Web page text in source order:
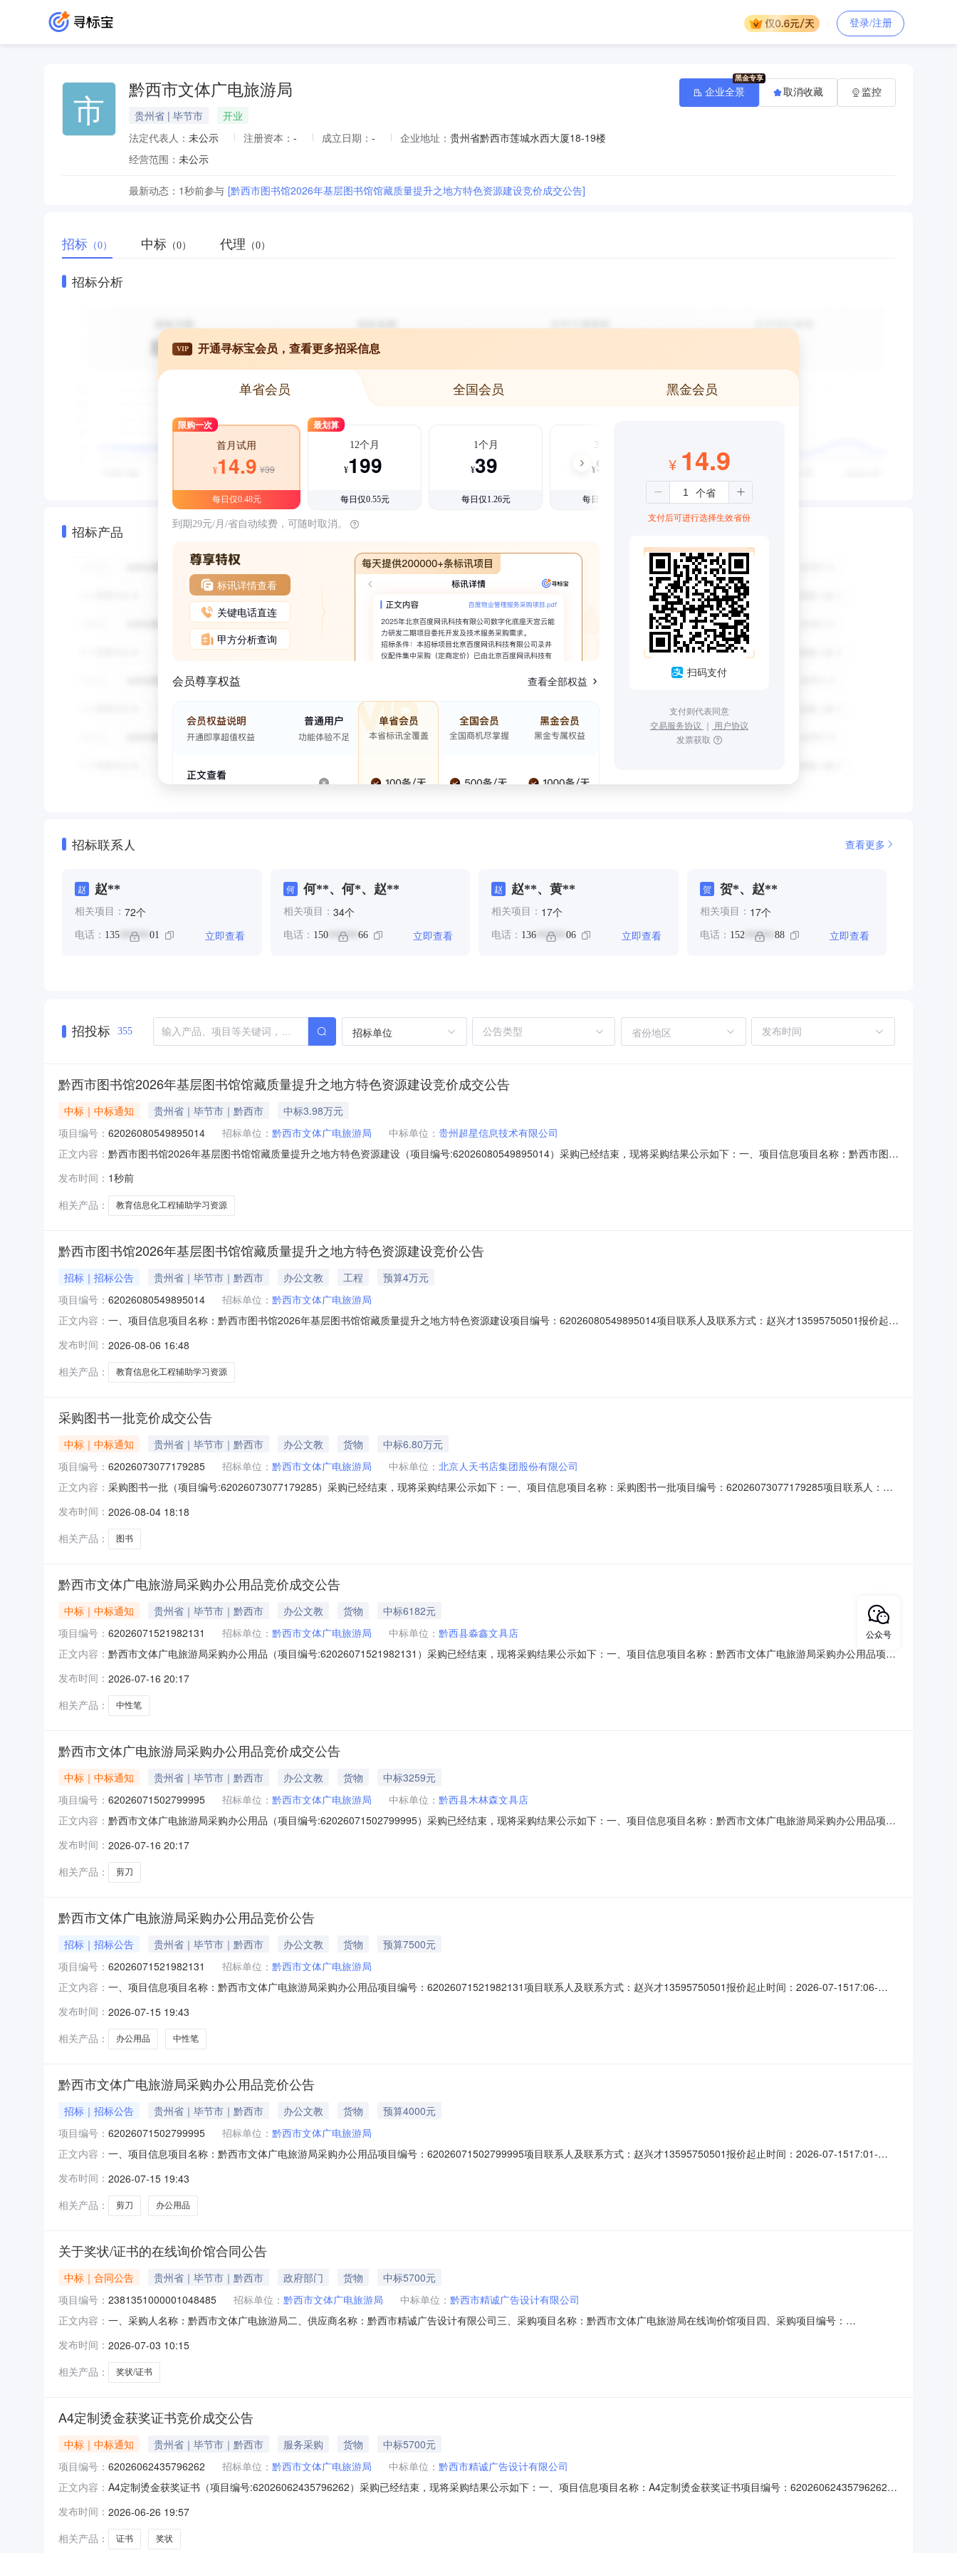
登录/注册
市 黔西市文体广电旅游局
贵州省 | 毕节市
开业
法定代表人： 未公示 注册资本： - 成立日期： - 企业地址： 贵州省黔西市莲城水西大厦18-19楼
经营范围： 未公示
最新动态： 1秒前参与 [黔西市图书馆2026年基层图书馆馆藏质量提升之地方特色资源建设竞价成交公告]
企业全景 取消收藏 监控
招标 （0） 中标 （0） 代理 （0）
招标分析
招标产品
VIP 开通寻标宝会员，查看更多招采信息
单省会员 全国会员 黑金会员
限购一次
首月试用
¥14.9 ¥39
每日仅0.48元
最划算
12个月
¥199
每日仅0.55元
1个月
¥39
每日仅1.26元
3个月
¥99
每日仅1.08元
到期29元/月/省自动续费，可随时取消。
标讯详情查看
关键电话直连
甲方分析查询
会员尊享权益 查看全部权益
¥ 14.9
支付后可进行选择生效省份
扫码支付
支付则代表同意
交易服务协议 ｜ 用户协议
发票获取
招标联系人 查看更多
赵 赵**
相关项目： 72个
电话： 135 ****** 01 立即查看
何 何**、何*、赵**
相关项目： 34个
电话： 150****** 66 立即查看
赵 赵**、黄**
相关项目： 17个
电话： 136 ****** 06 立即查看
贺 贺*、赵**
相关项目： 17个
电话： 152****** 88 立即查看
招投标 355 招标单位 省份地区
黔西市图书馆2026年基层图书馆馆藏质量提升之地方特色资源建设竞价成交公告
中标｜中标通知 贵州省｜毕节市｜黔西市
中标3.98万元
项目编号： 62026080549895014 招标单位： 黔西市文体广电旅游局 中标单位： 贵州超星信息技术有限公司
正文内容： 黔西市图书馆2026年基层图书馆馆藏质量提升之地方特色资源建设（项目编号:62026080549895014）采购已经结束，现将采购结果公示如下：一、项目信息项目名称：黔西市图书
在行政区划名称：黔西市报价起止时间：2026-08-0615:58-2026-08-0718:00二、采购单位信息采购单位名称：黔西市文体广电旅游局采购
发布时间： 1秒前
相关产品：
教育信息化工程辅助学习资源
黔西市图书馆2026年基层图书馆馆藏质量提升之地方特色资源建设竞价公告
招标｜招标公告 贵州省｜毕节市｜黔西市 办公文教 工程
预算4万元
项目编号： 62026080549895014 招标单位： 黔西市文体广电旅游局
正文内容： 一、项目信息项目名称：黔西市图书馆2026年基层图书馆馆藏质量提升之地方特色资源建设项目编号：62026080549895014项目联系人及联系方式：赵兴才13595750501报价起止
品牌教育信息化工程辅助学习资源核心参数要求:商品类目:教育信息化工程辅助学习资源;采购人需求描述:见附件;次要参数要求:次要参数要求:参见采购
发布时间： 2026-08-06 16:48
相关产品：
教育信息化工程辅助学习资源
采购图书一批竞价成交公告
中标｜中标通知 贵州省｜毕节市｜黔西市 办公文教 货物
中标6.80万元
项目编号： 62026073077179285 招标单位： 黔西市文体广电旅游局 中标单位： 北京人天书店集团股份有限公司
正文内容： 采购图书一批（项目编号:62026073077179285）采购已经结束，现将采购结果公示如下：一、项目信息项目名称：采购图书一批项目编号：62026073077179285项目联系人：赵
名称：黔西市文体广电旅游局采购单位地址：贵州省毕节市贵州省黔西市莲城水西大厦18——19楼三、成交信息成交日期：2026年08月0
发布时间： 2026-08-04 18:18
相关产品：
图书
黔西市文体广电旅游局采购办公用品竞价成交公告
中标｜中标通知 贵州省｜毕节市｜黔西市 办公文教 货物
中标6182元
项目编号： 62026071521982131 招标单位： 黔西市文体广电旅游局 中标单位： 黔西县淼鑫文具店
正文内容： 黔西市文体广电旅游局采购办公用品（项目编号:62026071521982131）采购已经结束，现将采购结果公示如下：一、项目信息项目名称：黔西市文体广电旅游局采购办公用品项目
2026-07-1618:00二、采购单位信息采购单位名称：黔西市文体广电旅游局采购单位地址：贵州省毕节市贵州省黔西市莲城水西大厦18——19楼
发布时间： 2026-07-16 20:17
相关产品：
中性笔
黔西市文体广电旅游局采购办公用品竞价成交公告
中标｜中标通知 贵州省｜毕节市｜黔西市 办公文教 货物
中标3259元
项目编号： 62026071502799995 招标单位： 黔西市文体广电旅游局 中标单位： 黔西县木林森文具店
正文内容： 黔西市文体广电旅游局采购办公用品（项目编号:62026071502799995）采购已经结束，现将采购结果公示如下：一、项目信息项目名称：黔西市文体广电旅游局采购办公用品项目
2026-07-1618:00二、采购单位信息采购单位名称：黔西市文体广电旅游局采购单位地址：贵州省毕节市贵州省黔西市莲城水西大厦18——19楼
发布时间： 2026-07-16 20:17
相关产品：
剪刀
黔西市文体广电旅游局采购办公用品竞价公告
招标｜招标公告 贵州省｜毕节市｜黔西市 办公文教 货物
预算7500元
项目编号： 62026071521982131 招标单位： 黔西市文体广电旅游局
正文内容： 一、项目信息项目名称：黔西市文体广电旅游局采购办公用品项目编号：62026071521982131项目联系人及联系方式：赵兴才13595750501报价起止时间：2026-07-1517:06-
要求:商品类目:中性笔;采购人需求描述:-;次要参数要求:以采购清单为准:商品类目:要求严格按照附件参数供货，不允许更改，需竞价结束当日一次性提供所
发布时间： 2026-07-15 19:43
相关产品：
办公用品 中性笔
黔西市文体广电旅游局采购办公用品竞价公告
招标｜招标公告 贵州省｜毕节市｜黔西市 办公文教 货物
预算4000元
项目编号： 62026071502799995 招标单位： 黔西市文体广电旅游局
正文内容： 一、项目信息项目名称：黔西市文体广电旅游局采购办公用品项目编号：62026071502799995项目联系人及联系方式：赵兴才13595750501报价起止时间：2026-07-1517:01-
求:商品类目:剪刀;采购人需求描述:-;次要参数要求:以采购清单为准:商品类目:要求严格按照附件参数供货，不允许更改，需竞价结束当日一次性提供所有货
发布时间： 2026-07-15 19:43
相关产品：
剪刀 办公用品
关于奖状/证书的在线询价馆合同公告
中标｜合同公告 贵州省｜毕节市｜黔西市 政府部门 货物
中标5700元
项目编号： 2381351000001048485 招标单位： 黔西市文体广电旅游局 中标单位： 黔西市精诚广告设计有限公司
正文内容： 一、采购人名称：黔西市文体广电旅游局二、供应商名称：黔西市精诚广告设计有限公司三、采购项目名称：黔西市文体广电旅游局在线询价馆项目四、采购项目编号：
3000.001.95700服务要求或标的基本概况：七、其它事项：无八、联系方式1、采购人名称：黔西市文体广电旅游局联系人：赵兴才联系电话：15086349888传真：地址
发布时间： 2026-07-03 10:15
相关产品：
奖状/证书
A4定制烫金获奖证书竞价成交公告
中标｜中标通知 贵州省｜毕节市｜黔西市 服务采购 货物
中标5700元
项目编号： 62026062435796262 招标单位： 黔西市文体广电旅游局 中标单位： 黔西市精诚广告设计有限公司
正文内容： A4定制烫金获奖证书（项目编号:62026062435796262）采购已经结束，现将采购结果公示如下：一、项目信息项目名称：A4定制烫金获奖证书项目编号：62026062435796262项
信息采购单位名称：黔西市文体广电旅游局采购单位地址：贵州省毕节市贵州省黔西市莲城水西大厦18——19楼三、成交信息成交日期：2
发布时间： 2026-06-26 19:57
相关产品：
证书 奖状
公众号